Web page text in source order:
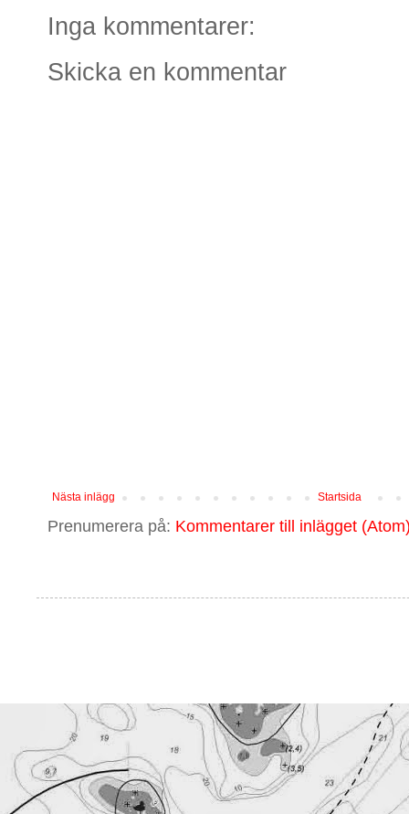
Inga kommentarer:
Skicka en kommentar
Nästa inlägg Startsida
Prenumerera på: Kommentarer till inlägget